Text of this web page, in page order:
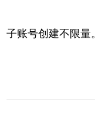
子账号创建不限量。